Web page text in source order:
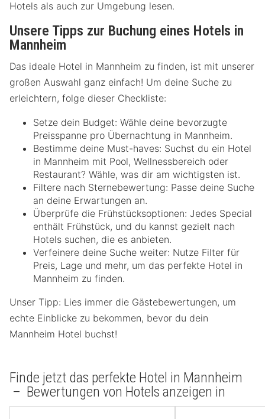
Hotels als auch zur Umgebung lesen.
Unsere Tipps zur Buchung eines Hotels in
Mannheim
Das ideale Hotel in Mannheim zu finden, ist mit unserer
großen Auswahl ganz einfach! Um deine Suche zu
erleichtern, folge dieser Checkliste:
Setze dein Budget: Wähle deine bevorzugte
Preisspanne pro Übernachtung in Mannheim.
Bestimme deine Must-haves: Suchst du ein Hotel
in Mannheim mit Pool, Wellnessbereich oder
Restaurant? Wähle, was dir am wichtigsten ist.
Filtere nach Sternebewertung: Passe deine Suche
an deine Erwartungen an.
Überprüfe die Frühstücksoptionen: Jedes Special
enthält Frühstück, und du kannst gezielt nach
Hotels suchen, die es anbieten.
Verfeinere deine Suche weiter: Nutze Filter für
Preis, Lage und mehr, um das perfekte Hotel in
Mannheim zu finden.
Unser Tipp: Lies immer die Gästebewertungen, um
echte Einblicke zu bekommen, bevor du dein
Mannheim Hotel buchst!
Finde jetzt das perfekte Hotel in Mannheim
– Bewertungen von Hotels anzeigen in